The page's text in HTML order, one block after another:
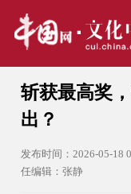
斩获最高奖
出？
发布时间：2026-05-18
任编辑：张静